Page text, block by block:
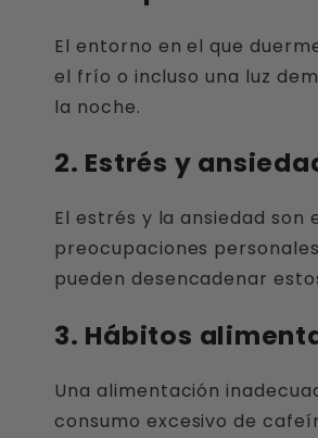
El entorno en el que
el frío o incluso una luz
la noche.
2. Estrés y
El estrés y la ansiedad
preocupaciones
pueden desencadenar
3. Hábitos
Una alimentación
consumo excesivo de